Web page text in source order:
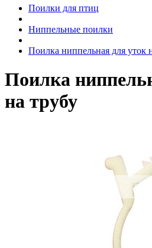
Поилки для птиц
Ниппельные поилки
Поилка ниппельная для уток
Поилка
на трубу